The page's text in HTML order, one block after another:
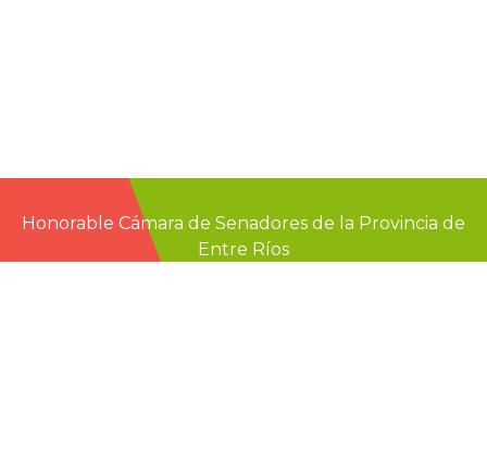
Honorable Cámara de Senadores de la Provincia de
Entre Ríos